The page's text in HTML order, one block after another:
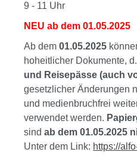
9 - 11 Uhr
NEU ab dem 01.05.2025
Ab dem 01.05.2025
hoheitlicher Dokumente,
und Reisepässe (auch
gesetzlicher Änderungen
und medienbruchfrei
verwendet werden.
sind ab dem 01.05.2025
Unter dem Link: https://